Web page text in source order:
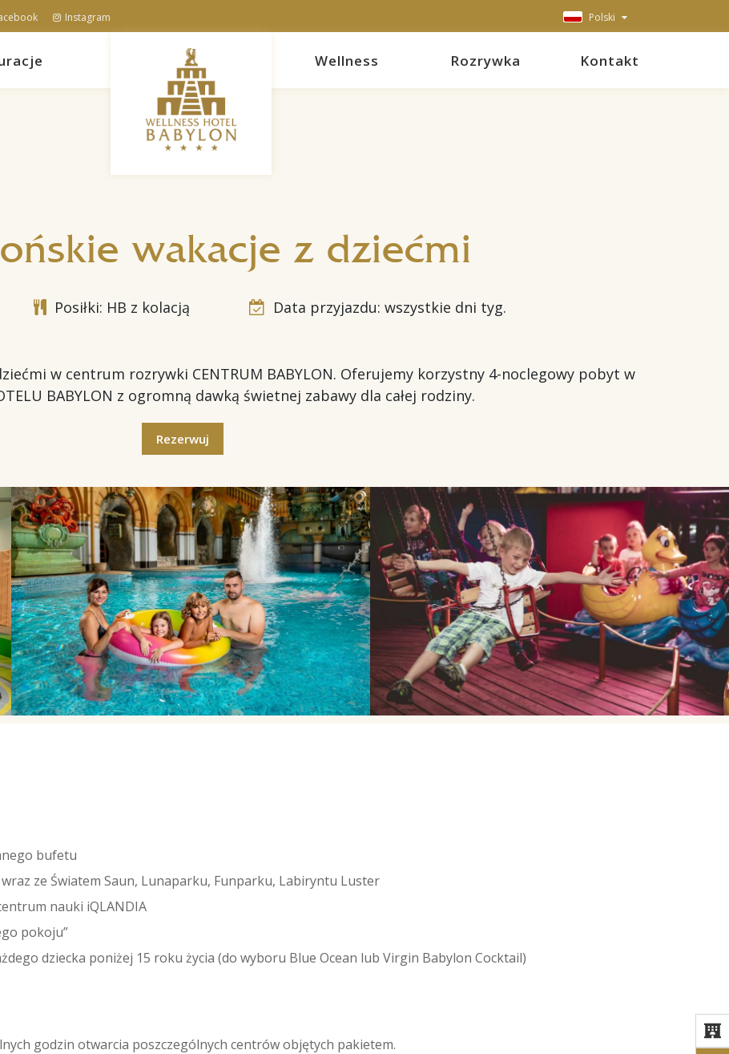
Instagram Polski
Wellness Rozrywka Kontakt
wakacje z dziećmi
Posiłki: HB z kolacją Data przyjazdu: wszystkie dni tyg.
w centrum rozrywki CENTRUM BABYLON. Oferujemy korzystny 4-noclegowy pobyt w
BABYLON z ogromną dawką świetnej zabawy dla całej rodziny.
Rezerwuj
bufetu
ze Światem Saun, Lunaparku, Funparku, Labiryntu Luster
nauki iQLANDIA
pokoju”
dziecka poniżej 15 roku życia (do wyboru Blue Ocean lub Virgin Babylon Cocktail)
godzin otwarcia poszczególnych centrów objętych pakietem.